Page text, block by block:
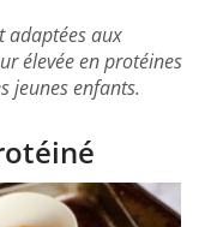
adaptées aux
élevée en protéines
jeunes enfants.